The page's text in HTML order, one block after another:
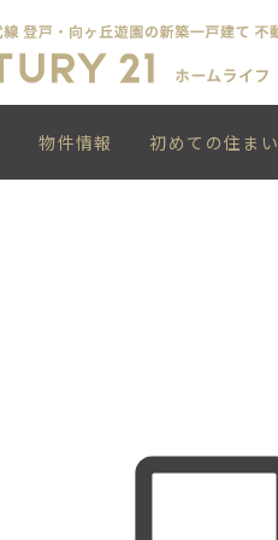
物件情報 初めての住ま